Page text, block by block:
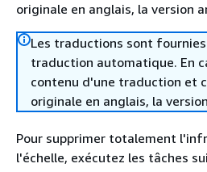
originale en anglais, la version
Les traductions sont
traduction automatique. En
contenu d'une traduction et
originale en anglais, la
Pour supprimer totalement
l'échelle, exécutez les tâches